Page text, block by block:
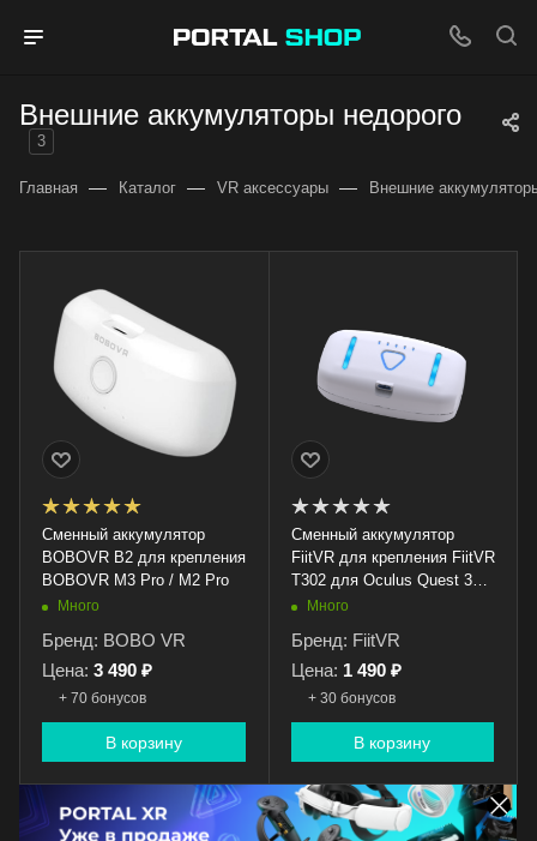
Внешние аккумуляторы недорого
3
Главная — Каталог — VR аксессуары — Внешние
Сменный аккумулятор
BOBOVR B2 для крепления
BOBOVR M3 Pro / M2 Pro
Много
Бренд: BOBO VR
Цена: 3 490 ₽
+ 70 бонусов
В корзину
Сменный аккумулятор
FiitVR для крепления FiitVR
T302 для Oculus Quest 3
(5000 mAh)
Много
Бренд: FiitVR
Цена: 1 490 ₽
+ 30 бонусов
В корзину